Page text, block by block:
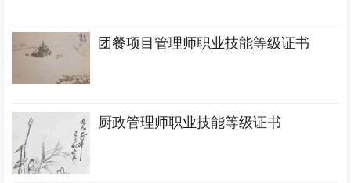
团餐项目管理师职业技能等级证书
厨政管理师职业技能等级证书